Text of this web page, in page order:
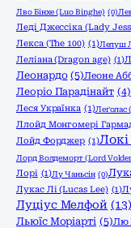
Лво Бінхе (Luo Binghe) (0)
Леді Джессіка (Lady
Лекса (The 100) (1)Лелуш
Леліана (Dragon age) (1)
Леонардо (5)Леоне
Леоріо Парадінайт (4)
Леся Українка (1)Леґолас
Ллойд Монгомері
Лойд Форджер (1)
Лорд Волдеморт (Lord
Лорі (1)Лу Чаньсін (0)
Лукас Лі (Lucas Lee) (1)
Луціус Мелфой (13)
Льюїс Моріарті (5)Лю